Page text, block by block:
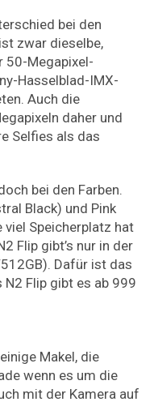
bei den
zwar dieselbe,
50-Megapixel-
Hasselblad-IMX-
Auch die
daher und
Selfies als das
bei den Farben.
Black) und Pink
viel Speicherplatz hat
Flip gibt’s nur in der
Dafür ist das
Flip gibt es ab 999
Makel, die
wenn es um die
mit der Kamera auf